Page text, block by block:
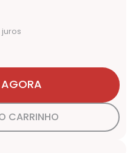
CARRINHO